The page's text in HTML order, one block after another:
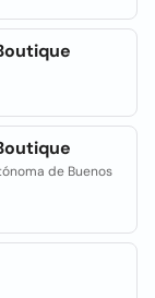
de Buenos